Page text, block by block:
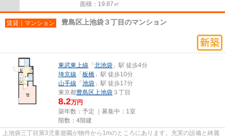
面積：19.87㎡
賃貸｜マンション 豊島区上池袋３丁目のマンション
東武東上線 「 北池袋 」駅 徒歩4分
埼京線 「 板橋 」駅 徒歩10分
山手線 「 池袋 」駅 徒歩17分
東京都豊島区上池袋 ３丁目
8.2万円
築年数：予定 ｜募集中： 1室
階数：4階建
上池袋三丁目第3児童遊園が物件から1mのところにあります。充実の設備と綺麗